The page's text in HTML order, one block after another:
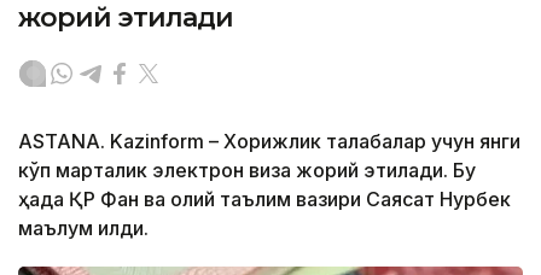
жорий этилади
ASTANA. Kazinform – Хорижлик талабалар учун янги
кўп марталик электрон виза жорий этилади. Бу
ҳақда ҚР Фан ва олий таълим вазири Саясат Нурбек
маълум қилди.